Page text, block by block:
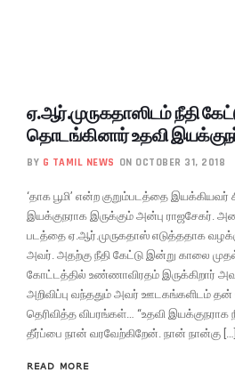
ஏ.ஆர்.முருகதாஸிடம் நீதி
தொடங்கினார் உதவி
BY G TAMIL NEWS ON OCTOBER 31, 2018
‘தாக பூமி’ என்ற குறும்படத்தை இயக்கியவர்
இயக்குநராக இருக்கும் அன்பு ராஜசேகர்.
படத்தை ஏ.ஆர்.முருகதாஸ் எடுத்ததாக
அவர். அதற்கு நீதி கேட்டு இன்று காலை
கோட்டத்தில் உண்ணாவிரதம் இருக்கிறார்
அறிவிப்பு வந்ததும் அவர் ஊடகங்களிடம்
தெரிவித்த விபரங்கள்… “உதவி
தீர்ப்பை நான் வரவேற்கிறேன். நான் நான்கு […]
READ MORE